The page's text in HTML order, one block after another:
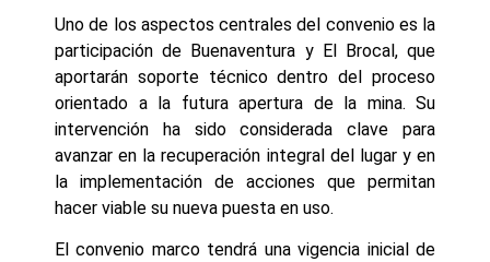
Uno de los aspectos centrales del convenio es la
participación de Buenaventura y El Brocal, que
aportarán soporte técnico dentro del proceso
orientado a la futura apertura de la mina. Su
intervención ha sido considerada clave para
avanzar en la recuperación integral del lugar y en
la implementación de acciones que permitan
hacer viable su nueva puesta en uso.
El convenio marco tendrá una vigencia inicial de